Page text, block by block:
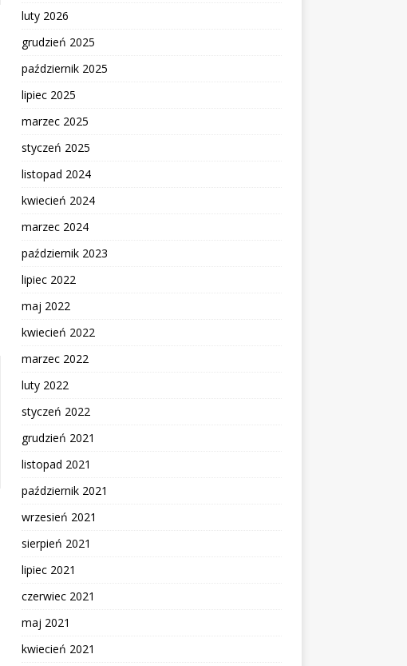
luty 2026
grudzień 2025
październik 2025
lipiec 2025
marzec 2025
styczeń 2025
listopad 2024
kwiecień 2024
marzec 2024
październik 2023
lipiec 2022
maj 2022
kwiecień 2022
marzec 2022
luty 2022
styczeń 2022
grudzień 2021
listopad 2021
październik 2021
wrzesień 2021
sierpień 2021
lipiec 2021
czerwiec 2021
maj 2021
kwiecień 2021